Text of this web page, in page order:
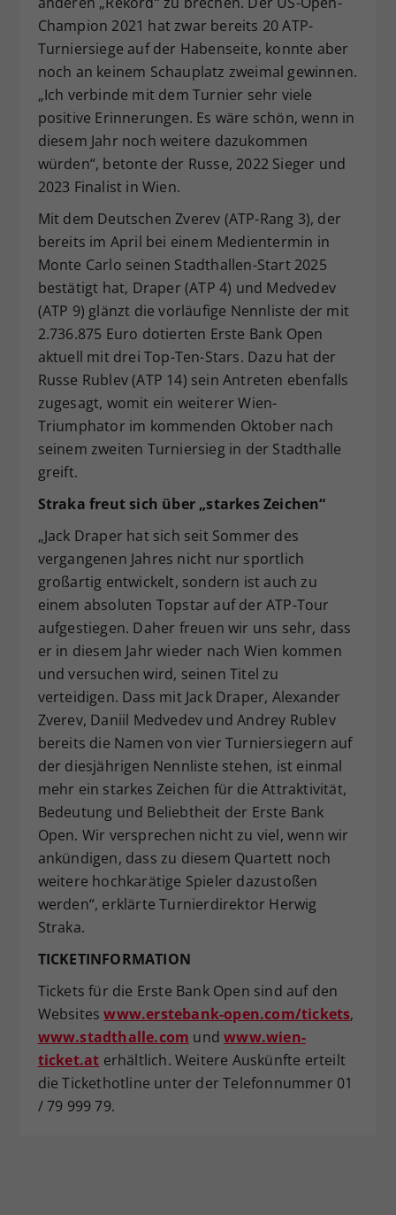
Champion 2021 hat zwar bereits 20 ATP-
Turniersiege auf der Habenseite, konnte aber
noch an keinem Schauplatz zweimal gewinnen.
„Ich verbinde mit dem Turnier sehr viele
positive Erinnerungen. Es wäre schön, wenn in
diesem Jahr noch weitere dazukommen
würden“, betonte der Russe, 2022 Sieger und
2023 Finalist in Wien.
Mit dem Deutschen Zverev (ATP-Rang 3), der
bereits im April bei einem Medientermin in
Monte Carlo seinen Stadthallen-Start 2025
bestätigt hat, Draper (ATP 4) und Medvedev
(ATP 9) glänzt die vorläufige Nennliste der mit
2.736.875 Euro dotierten Erste Bank Open
aktuell mit drei Top-Ten-Stars. Dazu hat der
Russe Rublev (ATP 14) sein Antreten ebenfalls
zugesagt, womit ein weiterer Wien-
Triumphator im kommenden Oktober nach
seinem zweiten Turniersieg in der Stadthalle
greift.
Straka freut sich über „starkes Zeichen“
„Jack Draper hat sich seit Sommer des
vergangenen Jahres nicht nur sportlich
großartig entwickelt, sondern ist auch zu
einem absoluten Topstar auf der ATP-Tour
aufgestiegen. Daher freuen wir uns sehr, dass
er in diesem Jahr wieder nach Wien kommen
und versuchen wird, seinen Titel zu
verteidigen. Dass mit Jack Draper, Alexander
Zverev, Daniil Medvedev und Andrey Rublev
bereits die Namen von vier Turniersiegern auf
der diesjährigen Nennliste stehen, ist einmal
mehr ein starkes Zeichen für die Attraktivität,
Bedeutung und Beliebtheit der Erste Bank
Open. Wir versprechen nicht zu viel, wenn wir
ankündigen, dass zu diesem Quartett noch
weitere hochkarätige Spieler dazustoßen
werden“, erklärte Turnierdirektor Herwig
Straka.
TICKETINFORMATION
Tickets für die Erste Bank Open sind auf den
Websiteswww.erstebank-open.com/tickets,
www.stadthalle.com undwww.wien-
ticket.at erhältlich. Weitere Auskünfte erteilt
die Tickethotline unter der Telefonnummer 01
/ 79 999 79.